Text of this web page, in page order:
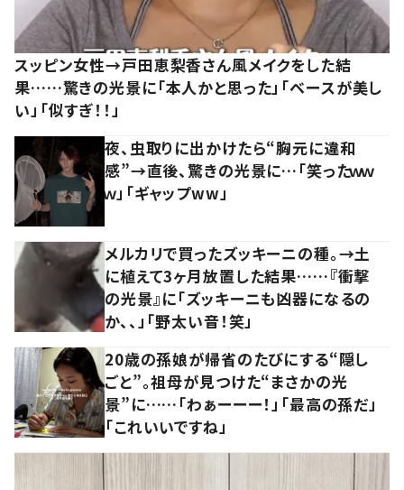
スッピン女性→戸田恵梨香さん風メイクをした結
果……驚きの光景に「本人かと思った」「ベースが美し
い」「似すぎ！！」
夜、虫取りに出かけたら“胸元に違和
感”→直後、驚きの光景に…「笑ったｗｗ
ｗ」「ギャップww」
メルカリで買ったズッキーニの種。→土
に植えて3ヶ月放置した結果……『衝撃
の光景』に「ズッキーニも凶器になるの
か、、」「野太い音！笑」
20歳の孫娘が帰省のたびにする“隠し
ごと”。祖母が見つけた“まさかの光
景”に……「わぁーーー！」「最高の孫だ」
「これいいですね」